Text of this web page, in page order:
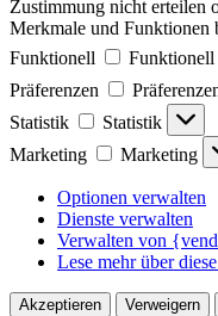
Zustimmung nicht erteilen
Merkmale und Funktionen
Funktionell
Funktionell
Präferenzen
Statistik
Statistik
Marketing
Marketing
Optionen verwalten
Dienste verwalten
Verwalten von
Lese mehr über
Akzeptieren Verweigern